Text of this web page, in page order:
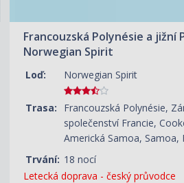
Francouzská Polynésie a jižní
Norwegian Spirit
Loď: Norwegian Spirit
Trasa:
Francouzská Polynésie,
společenství Francie,
Americká Samoa, Samoa,
Trvání: 18 nocí
Letecká doprava - český průvodce